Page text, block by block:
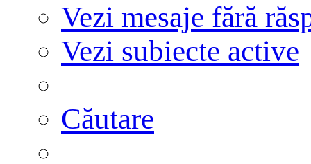
Vezi mesaje fără
Vezi subiecte active
Căutare